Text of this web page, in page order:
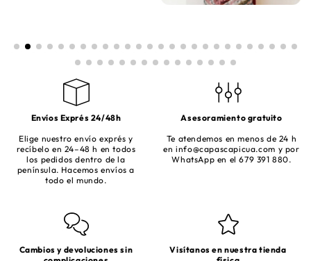
Envíos Exprés 24/48h
Elige nuestro envío exprés y
recíbelo en 24–48 h en todos
los pedidos dentro de la
península. Hacemos envíos a
todo el mundo.
Asesoramiento gratuito
Te atendemos en menos de 24 h
eninfo@capascapicua.com y por
WhatsApp en el 679 391 880.
Cambios y devoluciones sin
Visítanos en nuestra tienda